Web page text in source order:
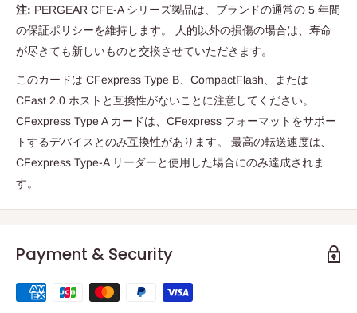
注: PERGEAR CFE-A シリーズ製品は、ブランドの通常の 5 年間
の保証ポリシーを維持します。 人的以外の損傷の場合は、寿命
が尽きても新しいものと交換させていただきます。
このカードは CFexpress Type B、CompactFlash、または
CFast 2.0 ホストと互換性がないことに注意してください。
CFexpress Type A カードは、CFexpress フォーマットをサポー
トするデバイスとのみ互換性があります。 最高の転送速度は、
CFexpress Type-A リーダーと使用した場合にのみ達成されま
す。
Payment & Security